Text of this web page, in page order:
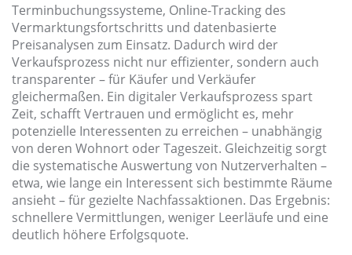
Terminbuchungssysteme, Online-Tracking des
Vermarktungsfortschritts und datenbasierte
Preisanalysen zum Einsatz. Dadurch wird der
Verkaufsprozess nicht nur effizienter, sondern auch
transparenter – für Käufer und Verkäufer
gleichermaßen. Ein digitaler Verkaufsprozess spart
Zeit, schafft Vertrauen und ermöglicht es, mehr
potenzielle Interessenten zu erreichen – unabhängig
von deren Wohnort oder Tageszeit. Gleichzeitig sorgt
die systematische Auswertung von Nutzerverhalten –
etwa, wie lange ein Interessent sich bestimmte Räume
ansieht – für gezielte Nachfassaktionen. Das Ergebnis:
schnellere Vermittlungen, weniger Leerläufe und eine
deutlich höhere Erfolgsquote.